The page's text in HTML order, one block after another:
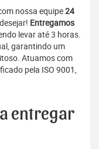
nossa equipe24
Entregamos
levar até 3 horas.
garantindo um
Atuamos com
pela ISO 9001,
entregar